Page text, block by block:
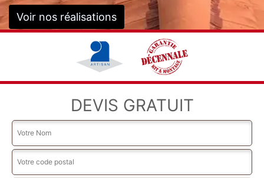
Voir nos réalisations
DEVIS GRATUIT